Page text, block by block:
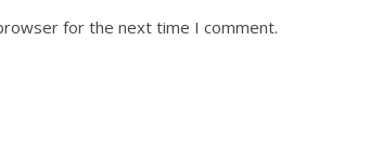
for the next time I comment.